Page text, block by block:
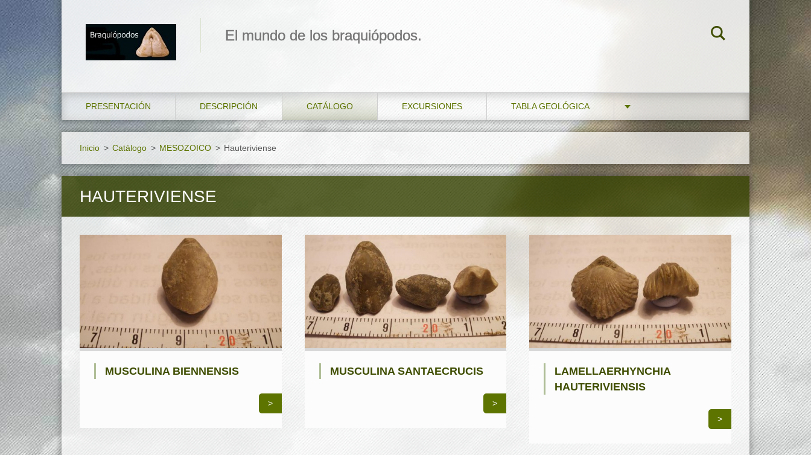
El mundo de los braquiópodos.
PRESENTACIÓN DESCRIPCIÓN CATÁLOGO EXCURSIONES TABLA GEOLÓGICA
Inicio > Catálogo > MESOZOICO > Hauteriviense
HAUTERIVIENSE
MUSCULINA BIENNENSIS
>
MUSCULINA SANTAECRUCIS
>
LAMELLAERHYNCHIA
HAUTERIVIENSIS
>